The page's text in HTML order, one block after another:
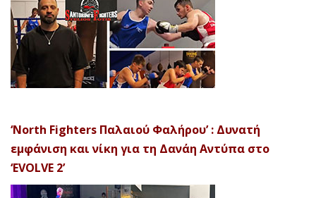
‘North Fighters Παλαιού Φαλήρου’ : Δυνατή
εμφάνιση και νίκη για τη Δανάη Αντύπα στο
‘EVOLVE 2’